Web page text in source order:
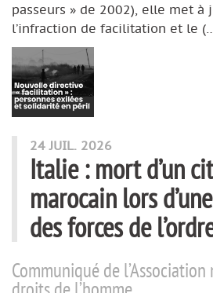
passeurs » de 2002), elle met
l’infraction de facilitation et le
24 JUIL. 2026
Italie : mort d’un
marocain lors
des forces de
Communiqué de